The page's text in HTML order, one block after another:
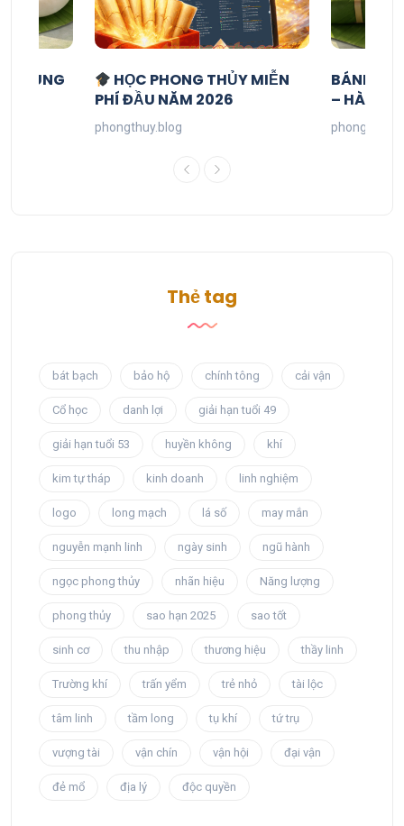
CUNG
HỌC PHONG THỦY MIỄN
PHÍ ĐẦU NĂM 2026
phongthuy.blog
BÁNH
– HÀ ĐỒ
Thẻ tag
bát bạch bảo hộ chính tông cải vận
Cổ học danh lợi giải hạn tuổi 49
giải hạn tuổi 53 huyền không khí
kim tự tháp kinh doanh linh nghiệm
logo long mạch lá số may mắn
nguyễn mạnh linh ngày sinh ngũ hành
ngọc phong thủy nhãn hiệu Năng lượng
phong thủy sao hạn 2025 sao tốt
sinh cơ thu nhập thương hiệu thầy linh
Trường khí trấn yểm trẻ nhỏ tài lộc
tâm linh tầm long tụ khí tứ trụ
vượng tài vận chín vận hội đại vận
đẻ mổ địa lý độc quyền